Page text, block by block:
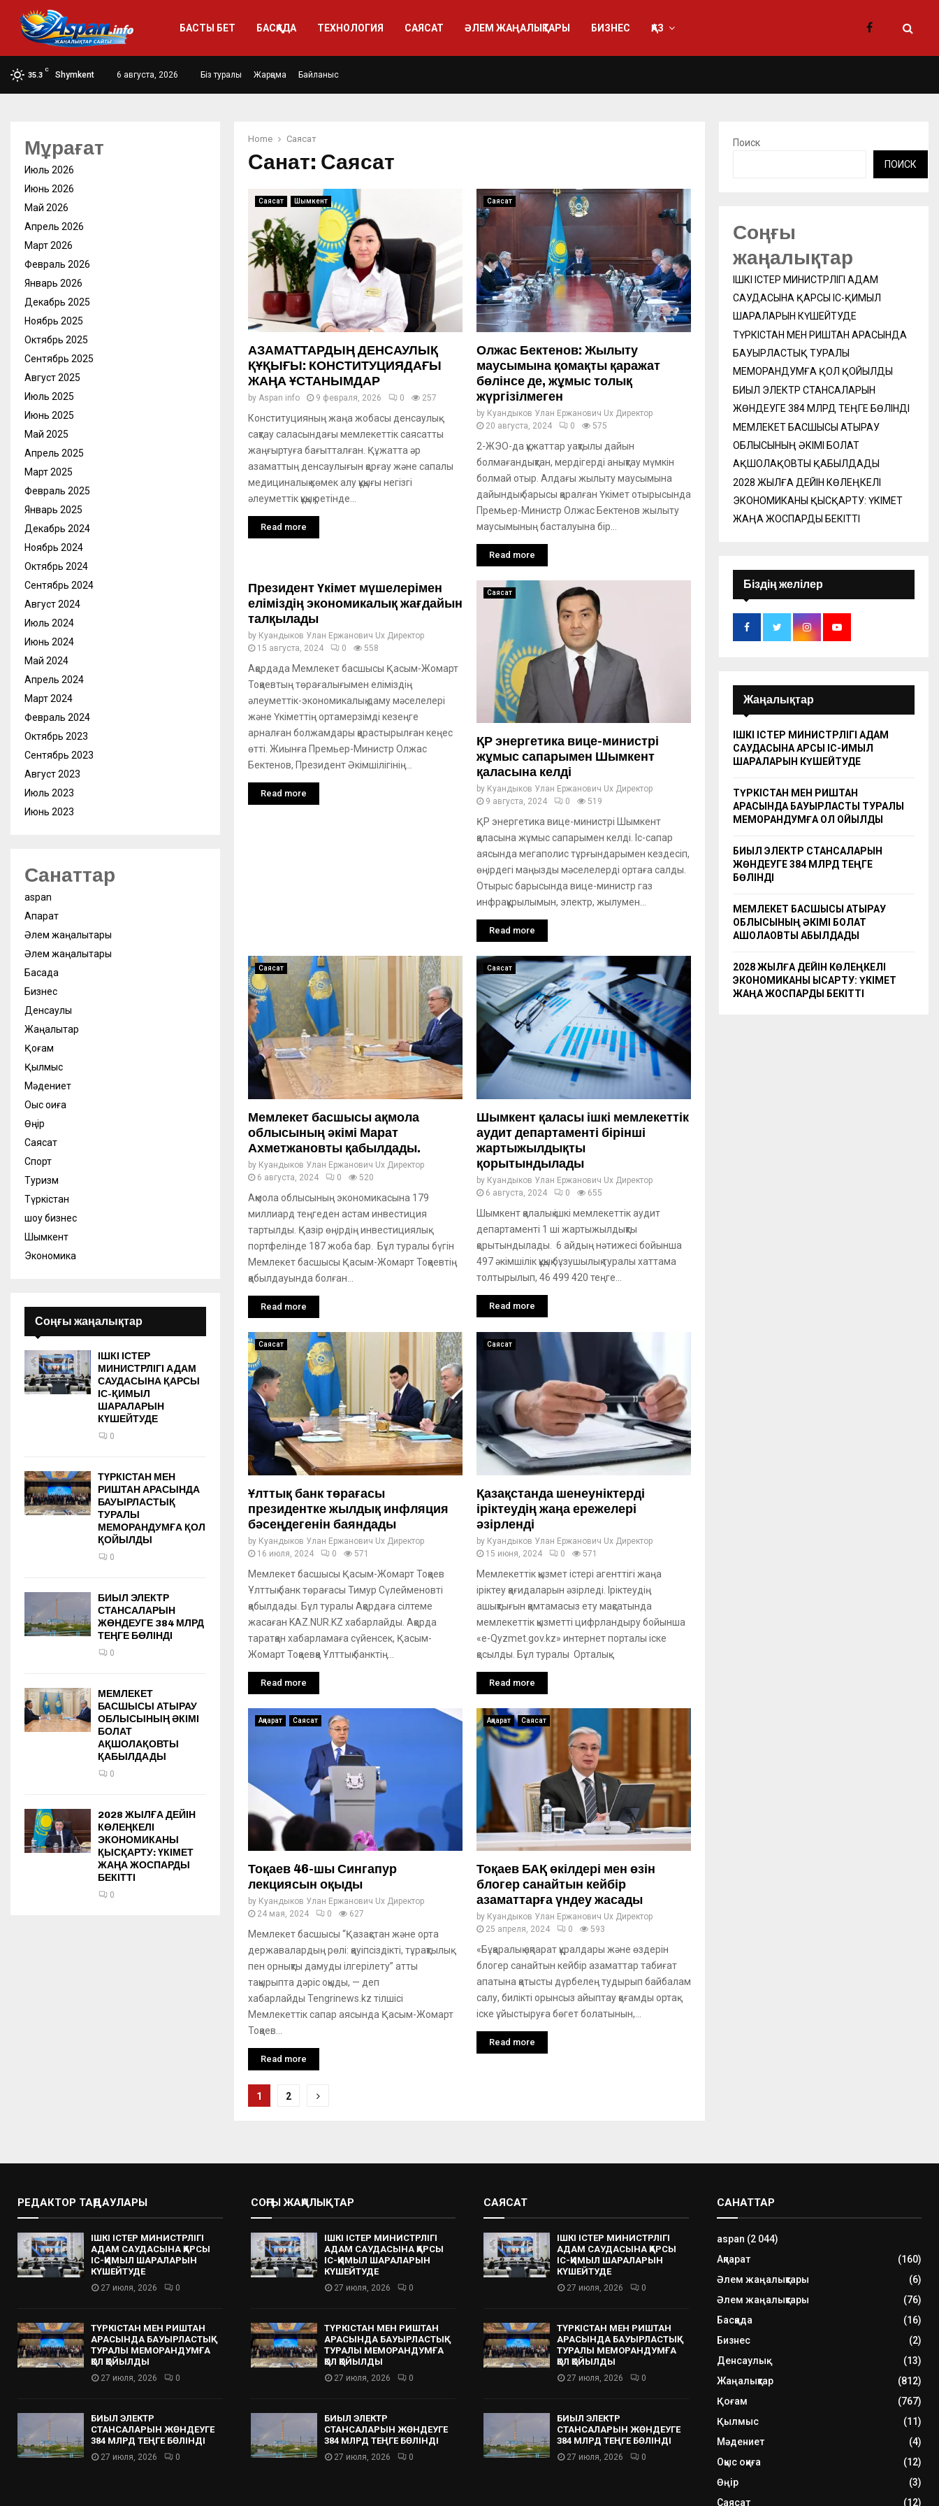
БАСТЫ БЕТ БАСҚАДА ТЕХНОЛОГИЯ САЯСАТ ӘЛЕМ ЖАҢАЛЫҚТАРЫ БИЗНЕС ҚАЗ
35.3
C
Shymkent 6 августа, 2026 Біз туралы Жарңама Байланыс
Home Саясат
Санат: Саясат
Саясат Шымкент
АЗАМАТТАРДЫҢ ДЕНСАУЛЫҚ
ҚҰҚЫҒЫ: КОНСТИТУЦИЯДАҒЫ
ЖАҢА ҰСТАНЫМДАР
by Aspan info 9 февраля, 2026 0 257
Конституцияның жаңа жобасы денсаулық
сақтау саласындағы мемлекеттік саясатты
жаңғыртуға бағытталған. Құжатта әр
азаматтың денсаулығын қорғау және сапалы
медициналық көмек алу құқығы негізгі
әлеуметтік құқық ретінде...
Read more
Саясат
Олжас Бектенов: Жылыту
маусымына қомақты қаражат
бөлінсе де, жұмыс толық
жүргізілмеген
by Куандыков Улан Ержанович Ux Директор
20 августа, 2024
0 575
2-ЖЭО-да құжаттар уақтылы дайын
болмағандықтан, мердігерді анықтау мүмкін
болмай отыр. Алдағы жылыту маусымына
дайындық барысы қаралған Үкімет отырысында
Премьер-Министр Олжас Бектенов жылыту
маусымының басталуына бір...
Read more
Президент Үкімет мүшелерімен
еліміздің экономикалық жағдайын
талқылады
by Куандыков Улан Ержанович Ux Директор
15 августа, 2024
0 558
Ақордада Мемлекет басшысы Қасым-Жомарт
Тоқаевтың төрағалығымен еліміздің
әлеуметтік-экономикалық даму мәселелері
және Үкіметтің ортамерзімді кезеңге
арналған болжамдары қарастырылған кеңес
өтті. Жиынға Премьер-Министр Олжас
Бектенов, Президент Әкімшілігінің...
Read more
Саясат
ҚР энергетика вице-министрі
жұмыс сапарымен Шымкент
қаласына келді
by Куандыков Улан Ержанович Ux Директор
9 августа, 2024
0 519
ҚР энергетика вице-министрі Шымкент
қаласына жұмыс сапарымен келді. Іс-сапар
аясында мегаполис тұрғындарымен кездесіп,
өңірдегі маңызды мәселелерді ортаға салды.
Отырыс барысында вице-министр газ
инфрақұрылымын, электр, жылумен...
Read more
Саясат
Мемлекет басшысы ақмола
облысының әкімі Марат
Ахметжановты қабылдады.
by Куандыков Улан Ержанович Ux Директор
6 августа, 2024
0 520
Ақмола облысының экономикасына 179
миллиард теңгеден астам инвестиция
тартылды. Қазір өңірдің инвестициялық
портфелінде 187 жоба бар. Бұл туралы бүгін
Мемлекет басшысы Қасым-Жомарт Тоқаевтің
қабылдауында болған...
Read more
Саясат
Шымкент қаласы ішкі мемлекеттік
аудит департаменті бірінші
жартыжылдықты
қорытындылады
by Куандыков Улан Ержанович Ux Директор
6 августа, 2024
0 655
Шымкент қалалық ішкі мемлекеттік аудит
департаменті 1 ші жартыжылдықты
қорытындылады. 6 айдың нәтижесі бойынша
497 әкімшілік құқық бұзушылық туралы хаттама
толтырылып, 46 499 420 теңге...
Read more
Саясат
Ұлттық банк төрағасы
президентке жылдық инфляция
бәсеңдегенін баяндады
by Куандыков Улан Ержанович Ux Директор
16 июля, 2024
0 571
Мемлекет басшысы Қасым-Жомарт Тоқаев
Ұлттық банк төрағасы Тимур Сүлейменовті
қабылдады. Бұл туралы Ақордаға сілтеме
жасаған KAZ.NUR.KZ хабарлайды. Ақорда
таратқан хабарламаға сүйенсек, Қасым-
Жомарт Тоқаевқа Ұлттық банктің...
Read more
Саясат
Қазақстанда шенеуніктерді
іріктеудің жаңа ережелері
әзірленді
by Куандыков Улан Ержанович Ux Директор
15 июня, 2024
0 571
Мемлекеттік қызмет істері агенттігі жаңа
іріктеу қағидаларын әзірледі. Іріктеудің
ашықтығын қамтамасыз ету мақсатында
мемлекеттік қызметті цифрландыру бойынша
«e-Qyzmet.gov.kz» интернет порталы іске
қосылды. Бұл туралы Орталық...
Read more
Ақпарат Саясат
Тоқаев 46-шы Сингапур
лекциясын оқыды
by Куандыков Улан Ержанович Ux Директор
24 мая, 2024
0 627
Мемлекет басшысы “Қазақстан және орта
державалардың рөлі: қауіпсіздікті, тұрақтылық
пен орнықты дамуды ілгерілету” атты
тақырыпта дәріс оқыды, — деп
хабарлайды Tengrinews.kz тілшісі
Мемлекеттік сапар аясында Қасым-Жомарт
Тоқаев...
Read more
Ақпарат Саясат
Тоқаев БАҚ өкілдері мен өзін
блогер санайтын кейбір
азаматтарға үндеу жасады
by Куандыков Улан Ержанович Ux Директор
25 апреля, 2024
0 593
«Бұқаралық ақпарат құралдары және өздерін
блогер санайтын кейбір азаматтар табиғат
апатына қатысты дүрбелең тудырып байбалам
салу, билікті орынсыз айыптау қоғамды ортақ
іске ұйыстыруға бөгет болатынын,...
Read more
Posts
1 2
Мұрағат
Июль 2026
Июнь 2026
Май 2026
Апрель 2026
Март 2026
Февраль 2026
Январь 2026
Декабрь 2025
Ноябрь 2025
Октябрь 2025
Сентябрь 2025
Август 2025
Июль 2025
Июнь 2025
Май 2025
Апрель 2025
Март 2025
Февраль 2025
Январь 2025
Декабрь 2024
Ноябрь 2024
Октябрь 2024
Сентябрь 2024
Август 2024
Июль 2024
Июнь 2024
Май 2024
Апрель 2024
Март 2024
Февраль 2024
Октябрь 2023
Сентябрь 2023
Август 2023
Июль 2023
Июнь 2023
Санаттар
aspan
Ақпарат
Әлем жаңалықтары
Әлем жаңалықтары
Басқада
Бизнес
Денсаулық
Жаңалықтар
Қоғам
Қылмыс
Мәдениет
Оқыс оқиға
Өңір
Саясат
Спорт
Туризм
Түркістан
шоу бизнес
Шымкент
Экономика
Соңғы жаңалықтар
ІШКІ ІСТЕР
МИНИСТРЛІГІ АДАМ
САУДАСЫНА ҚАРСЫ
ІС-ҚИМЫЛ
ШАРАЛАРЫН
КҮШЕЙТУДЕ
0
ТҮРКІСТАН МЕН
РИШТАН АРАСЫНДА
БАУЫРЛАСТЫҚ
ТУРАЛЫ
МЕМОРАНДУМҒА ҚОЛ
ҚОЙЫЛДЫ
0
БИЫЛ ЭЛЕКТР
СТАНСАЛАРЫН
ЖӨНДЕУГЕ 384 МЛРД
ТЕҢГЕ БӨЛІНДІ
0
МЕМЛЕКЕТ
БАСШЫСЫ АТЫРАУ
ОБЛЫСЫНЫҢ ӘКІМІ
БОЛАТ
АҚШОЛАҚОВТЫ
ҚАБЫЛДАДЫ
0
2028 ЖЫЛҒА ДЕЙІН
КӨЛЕҢКЕЛІ
ЭКОНОМИКАНЫ
ҚЫСҚАРТУ: ҮКІМЕТ
ЖАҢА ЖОСПАРДЫ
БЕКІТТІ
0
Поиск
ПОИСК
Соңғы
жаңалықтар
ІШКІ ІСТЕР МИНИСТРЛІГІ АДАМ
САУДАСЫНА ҚАРСЫ ІС-ҚИМЫЛ
ШАРАЛАРЫН КҮШЕЙТУДЕ
ТҮРКІСТАН МЕН РИШТАН АРАСЫНДА
БАУЫРЛАСТЫҚ ТУРАЛЫ
МЕМОРАНДУМҒА ҚОЛ ҚОЙЫЛДЫ
БИЫЛ ЭЛЕКТР СТАНСАЛАРЫН
ЖӨНДЕУГЕ 384 МЛРД ТЕҢГЕ БӨЛІНДІ
МЕМЛЕКЕТ БАСШЫСЫ АТЫРАУ
ОБЛЫСЫНЫҢ ӘКІМІ БОЛАТ
АҚШОЛАҚОВТЫ ҚАБЫЛДАДЫ
2028 ЖЫЛҒА ДЕЙІН КӨЛЕҢКЕЛІ
ЭКОНОМИКАНЫ ҚЫСҚАРТУ: ҮКІМЕТ
ЖАҢА ЖОСПАРДЫ БЕКІТТІ
Біздің желілер
Жаңалықтар
ІШКІ ІСТЕР МИНИСТРЛІГІ АДАМ
САУДАСЫНА ҚАРСЫ ІС-ҚИМЫЛ
ШАРАЛАРЫН КҮШЕЙТУДЕ
ТҮРКІСТАН МЕН РИШТАН
АРАСЫНДА БАУЫРЛАСТЫҚ ТУРАЛЫ
МЕМОРАНДУМҒА ҚОЛ ҚОЙЫЛДЫ
БИЫЛ ЭЛЕКТР СТАНСАЛАРЫН
ЖӨНДЕУГЕ 384 МЛРД ТЕҢГЕ
БӨЛІНДІ
МЕМЛЕКЕТ БАСШЫСЫ АТЫРАУ
ОБЛЫСЫНЫҢ ӘКІМІ БОЛАТ
АҚШОЛАҚОВТЫ ҚАБЫЛДАДЫ
2028 ЖЫЛҒА ДЕЙІН КӨЛЕҢКЕЛІ
ЭКОНОМИКАНЫ ҚЫСҚАРТУ: ҮКІМЕТ
ЖАҢА ЖОСПАРДЫ БЕКІТТІ
РЕДАКТОР ТАҢДАУЛАРЫ
ІШКІ ІСТЕР МИНИСТРЛІГІ
АДАМ САУДАСЫНА ҚАРСЫ
ІС-ҚИМЫЛ ШАРАЛАРЫН
КҮШЕЙТУДЕ
27 июля, 2026 0
ТҮРКІСТАН МЕН РИШТАН
АРАСЫНДА БАУЫРЛАСТЫҚ
ТУРАЛЫ МЕМОРАНДУМҒА
ҚОЛ ҚОЙЫЛДЫ
27 июля, 2026 0
БИЫЛ ЭЛЕКТР
СТАНСАЛАРЫН ЖӨНДЕУГЕ
384 МЛРД ТЕҢГЕ БӨЛІНДІ
27 июля, 2026 0
СОҢҒЫ ЖАҢАЛЫҚТАР
ІШКІ ІСТЕР МИНИСТРЛІГІ
АДАМ САУДАСЫНА ҚАРСЫ
ІС-ҚИМЫЛ ШАРАЛАРЫН
КҮШЕЙТУДЕ
27 июля, 2026 0
ТҮРКІСТАН МЕН РИШТАН
АРАСЫНДА БАУЫРЛАСТЫҚ
ТУРАЛЫ МЕМОРАНДУМҒА
ҚОЛ ҚОЙЫЛДЫ
27 июля, 2026 0
БИЫЛ ЭЛЕКТР
СТАНСАЛАРЫН ЖӨНДЕУГЕ
384 МЛРД ТЕҢГЕ БӨЛІНДІ
27 июля, 2026 0
САЯСАТ
ІШКІ ІСТЕР МИНИСТРЛІГІ
АДАМ САУДАСЫНА ҚАРСЫ
ІС-ҚИМЫЛ ШАРАЛАРЫН
КҮШЕЙТУДЕ
27 июля, 2026 0
ТҮРКІСТАН МЕН РИШТАН
АРАСЫНДА БАУЫРЛАСТЫҚ
ТУРАЛЫ МЕМОРАНДУМҒА
ҚОЛ ҚОЙЫЛДЫ
27 июля, 2026 0
БИЫЛ ЭЛЕКТР
СТАНСАЛАРЫН ЖӨНДЕУГЕ
384 МЛРД ТЕҢГЕ БӨЛІНДІ
27 июля, 2026 0
САНАТТАР
aspan (2 044)
Ақпарат
(160)
Әлем жаңалықтары
(6)
Әлем жаңалықтары
(76)
Басқада
(16)
Бизнес
(2)
Денсаулық
(13)
Жаңалықтар
(812)
Қоғам
(767)
Қылмыс
(11)
Мәдениет
(4)
Оқыс оқиға
(12)
Өңір
(3)
Саясат
(12)